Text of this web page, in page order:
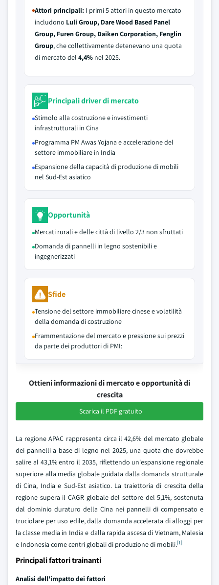
Attori principali: I primi 5 attori in questo mercato
includono Luli Group, Dare Wood Based Panel
Group, Furen Group, Daiken Corporation, Fenglin
Group, che collettivamente detenevano una quota
di mercato del 4,4% nel 2025.
Principali driver di mercato
Stimolo alla costruzione e investimenti
infrastrutturali in Cina
Programma PM Awas Yojana e accelerazione del
settore immobiliare in India
Espansione della capacità di produzione di mobili
nel Sud-Est asiatico
Opportunità
Mercati rurali e delle città di livello 2/3 non sfruttati
Domanda di pannelli in legno sostenibili e
ingegnerizzati
Sfide
Tensione del settore immobiliare cinese e volatilità
della domanda di costruzione
Frammentazione del mercato e pressione sui prezzi
da parte dei produttori di PMI:
Ottieni informazioni di mercato e opportunità di
crescita
Scarica il PDF gratuito
La regione APAC rappresenta circa il 42,6% del mercato globale
dei pannelli a base di legno nel 2025, una quota che dovrebbe
salire al 43,1% entro il 2035, riflettendo un'espansione regionale
superiore alla media globale guidata dalla domanda strutturale
di Cina, India e Sud-Est asiatico. La traiettoria di crescita della
regione supera il CAGR globale del settore del 5,1%, sostenuta
dal dominio duraturo della Cina nei pannelli di compensato e
truciolare per uso edile, dalla domanda accelerata di alloggi per
la classe media in India e dalla rapida ascesa di Vietnam, Malesia
e Indonesia come centri globali di produzione di mobili.[1]
Principali fattori trainanti
Analisi dell'impatto dei fattori